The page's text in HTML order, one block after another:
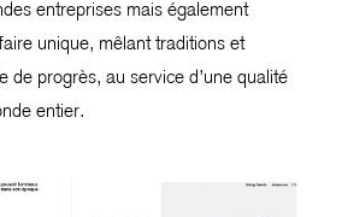
entreprises mais également
unique, mêlant traditions et
de progrès, au service d’une qualité
entier.